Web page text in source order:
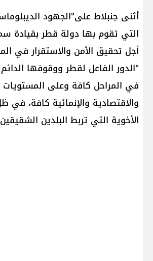
أثنى جنبلاط على"الجهود
التي تقوم بها دولة قطر بقيادة
أجل تحقيق الأمن والاستقرار في
"الدور الفاعل لقطر ووقوفها
في المراحل كافة وعلى المستويات
والاقتصادية والإنمائية كافة، في
الأخوية التي تربط البلدين